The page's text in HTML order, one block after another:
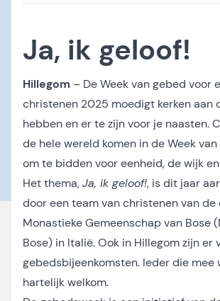
Ja, ik geloof!
Hillegom – De Week van gebed voor
christenen 2025 moedigt kerken aan
hebben en er te zijn voor je naasten.
de hele wereld komen in de Week
om te bidden voor eenheid, de wijk
Het thema,Ja, ik geloof!, is dit jaar
door een team van christenen van
Monastieke Gemeenschap van Bose
Bose) in Italië. Ook in Hillegom zijn er
gebedsbijeenkomsten. Ieder die mee
hartelijk welkom.